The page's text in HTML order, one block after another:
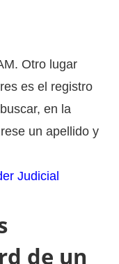
Otro lugar
es el registro
en la
un apellido y
Judicial
de un